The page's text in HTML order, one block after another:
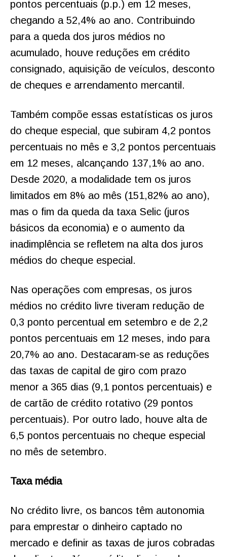
pontos percentuais (p.p.) em 12 meses,
chegando a 52,4% ao ano. Contribuindo
para a queda dos juros médios no
acumulado, houve reduções em crédito
consignado, aquisição de veículos, desconto
de cheques e arrendamento mercantil.
Também compõe essas estatísticas os juros
do cheque especial, que subiram 4,2 pontos
percentuais no mês e 3,2 pontos percentuais
em 12 meses, alcançando 137,1% ao ano.
Desde 2020, a modalidade tem os juros
limitados em 8% ao mês (151,82% ao ano),
mas o fim da queda da taxa Selic (juros
básicos da economia) e o aumento da
inadimplência se refletem na alta dos juros
médios do cheque especial.
Nas operações com empresas, os juros
médios no crédito livre tiveram redução de
0,3 ponto percentual em setembro e de 2,2
pontos percentuais em 12 meses, indo para
20,7% ao ano. Destacaram-se as reduções
das taxas de capital de giro com prazo
menor a 365 dias (9,1 pontos percentuais) e
de cartão de crédito rotativo (29 pontos
percentuais). Por outro lado, houve alta de
6,5 pontos percentuais no cheque especial
no mês de setembro.
Taxa média
No crédito livre, os bancos têm autonomia
para emprestar o dinheiro captado no
mercado e definir as taxas de juros cobradas